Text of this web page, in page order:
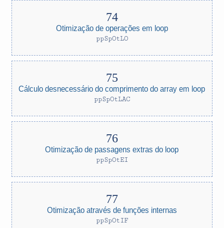
Otimização de operações em loop
ppSpOtLO
Cálculo desnecessário do comprimento do array em loop
ppSpOtLAC
Otimização de passagens extras do loop
ppSpOtEI
Otimização através de funções internas
ppSpOtIF